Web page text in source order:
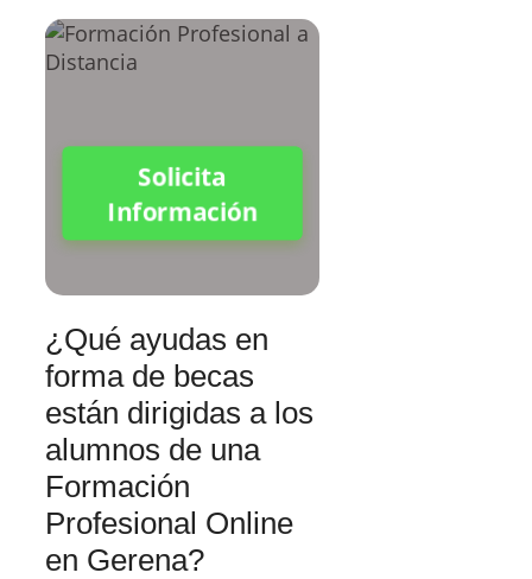
Solicita
Información
¿Qué ayudas en
forma de becas
están dirigidas a los
alumnos de una
Formación
Profesional Online
en Gerena?